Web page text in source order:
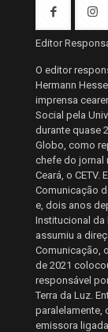
Editor
O editor
Hermann
imprensa
Social pela
durante quase
Globo, como
chefe do jornal
Ceará, o CETV.
Comunicação
e, dois anos
Institucional da
assumiu a
Comunicação,
de 2021
responsável
Terra da Luz.
paralelamente,
emissora